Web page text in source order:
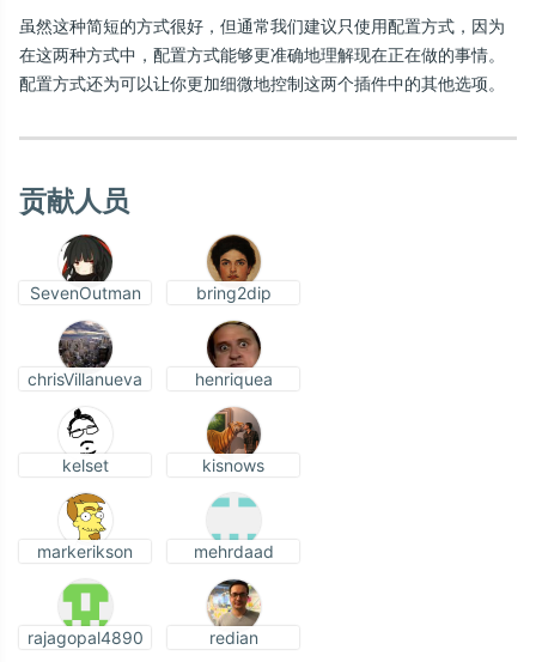
虽然这种简短的方式很好，但通常我们建议只使用配置方式，因为
在这两种方式中，配置方式能够更准确地理解现在正在做的事情。
配置方式还为可以让你更加细微地控制这两个插件中的其他选项。
贡献人员
SevenOutman bring2dip
chrisVillanueva henriquea
kelset kisnows
markerikson mehrdaad
rajagopal4890 redian